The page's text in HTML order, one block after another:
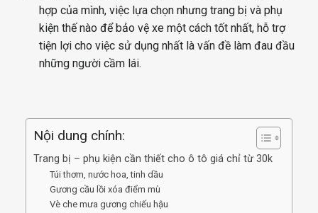
hợp của mình, việc lựa chọn nhưng trang bị và phụ
kiện thế nào để bảo vệ xe một cách tốt nhất, hỗ trợ
tiện lợi cho việc sử dụng nhất là vấn đề làm đau đầu
những người cầm lái.
Nội dung chính:
Trang bị – phụ kiện cần thiết cho ô tô giá chỉ từ 30k
Túi thơm, nước hoa, tinh dầu
Gương cầu lồi xóa điểm mù
Vè che mưa gương chiếu hậu